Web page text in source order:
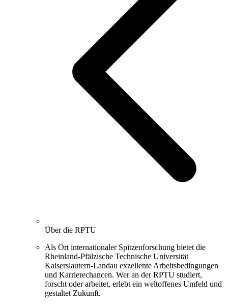
Über die RPTU
Als Ort internationaler Spitzenforschung bietet die
Rheinland-Pfälzische Technische Universität
Kaiserslautern-Landau exzellente Arbeitsbedingungen
und Karrierechancen. Wer an der RPTU studiert,
forscht oder arbeitet, erlebt ein weltoffenes Umfeld und
gestaltet Zukunft.